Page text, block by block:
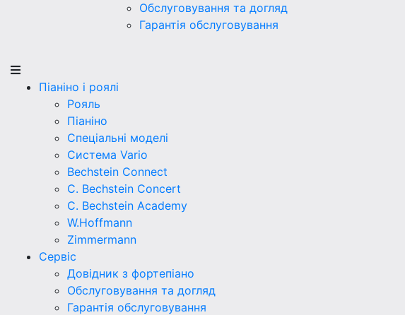
Обслуговування та догляд
Гарантія обслуговування
Піаніно і роялі
Рояль
Піаніно
Спеціальні моделі
Система Vario
Bechstein Connect
C. Bechstein Concert
C. Bechstein Academy
W.Hoffmann
Zimmermann
Сервіс
Довідник з фортепіано
Обслуговування та догляд
Гарантія обслуговування